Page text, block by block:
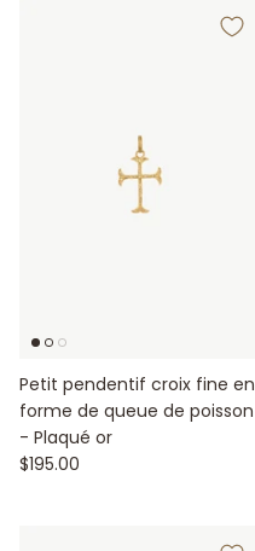
Petit pendentif croix fine en
forme de queue de poisson
- Plaqué or
$195.00